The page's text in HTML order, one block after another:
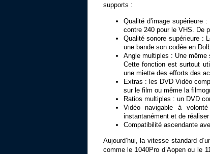
supports :
Qualité d’image supérieure
contre 240 pour le VHS. De
Qualité sonore supérieure :
une bande son codée en
Angle multiples : Une
Cette fonction est surtout
une miette des efforts des
Extras : les DVD Vidéo
sur le film ou même la
Ratios multiples : un DVD
Vidéo navigable à
instantanément et de
Compatibilité ascendante
Aujourd’hui, la vitesse standard
comme le 1040Pro d’Aopen ou le